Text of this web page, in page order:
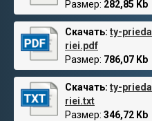
Размер: 282,85 Kb
Скачать: ty-
riei.pdf
Размер: 786,07 Kb
Скачать: ty-
riei.txt
Размер: 346,72 Kb